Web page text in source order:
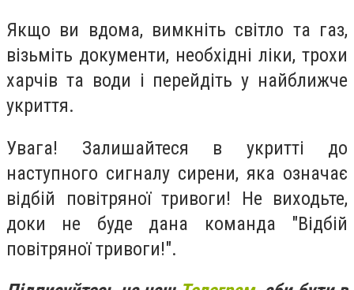
Якщо ви вдома, вимкніть світло та газ,
візьміть документи, необхідні ліки, трохи
харчів та води і перейдіть у найближче
укриття.
Увага! Залишайтеся в укритті до
наступного сигналу сирени, яка означає
відбій повітряної тривоги! Не виходьте,
доки не буде дана команда "Відбій
повітряної тривоги!".